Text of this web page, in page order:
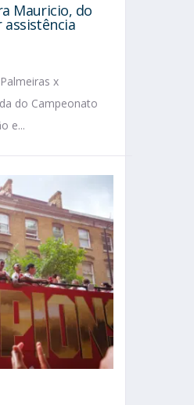
Mauricio, do
assistência
x
do Campeonato
e...